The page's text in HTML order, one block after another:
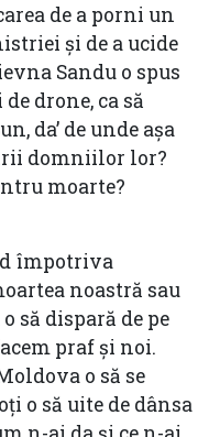
de a porni un
și de a ucide
Sandu o spus
drone, ca să
da’ de unde așa
domniilor lor?
moarte?
împotriva
noastră sau
să dispară de pe
praf și noi.
o să se
o să uite de dânsa